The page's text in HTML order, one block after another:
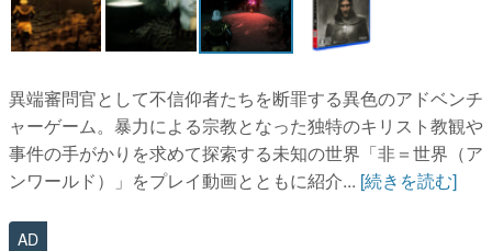
異端審問官として不信仰者たちを断罪する異色のアドベンチ
ャーゲーム。暴力による宗教となった独特のキリスト教観や
事件の手がかりを求めて探索する未知の世界「非＝世界（ア
ンワールド）」をプレイ動画とともに紹介... [続きを読む]
AD